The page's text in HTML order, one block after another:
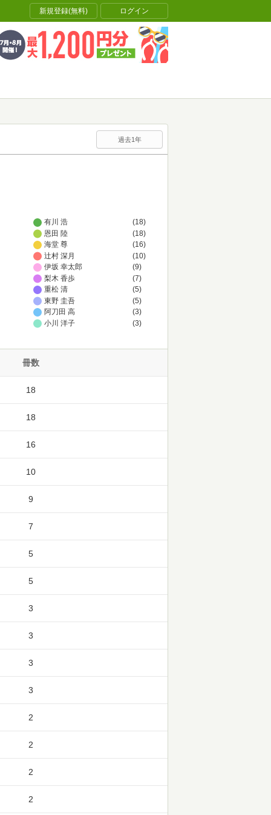
新規登録(無料) ログイン
過去1年
有川 浩
(18)
恩田 陸
(18)
海堂 尊
(16)
辻村 深月
(10)
伊坂 幸太郎
(9)
梨木 香歩
(7)
重松 清
(5)
東野 圭吾
(5)
阿刀田 高
(3)
小川 洋子
(3)
冊数
18
18
16
10
9
7
5
5
3
3
3
3
2
2
2
2